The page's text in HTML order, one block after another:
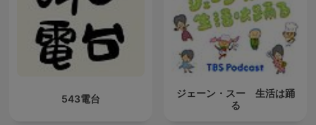
543電台
ジェーン・スー 生活は踊
る